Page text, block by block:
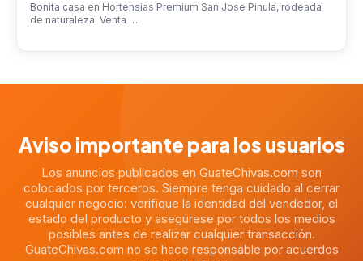
Bonita casa en Hortensias Premium San Jose Pinula, rodeada
de naturaleza. Venta …
Aviso importante para los usuarios
Los anuncios publicados en GuateChivas.com son
colocados por terceros. Siempre tenga cuidado al cerrar
cualquier negocio: verifique la identidad del vendedor, el
estado del producto y asegúrese por todos los medios
posibles antes de realizar cualquier transacción.
GuateChivas.com no se hace responsable por acuerdos